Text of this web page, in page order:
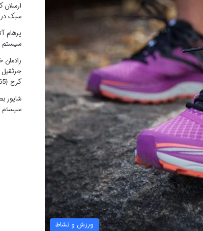
ورزش و نشاط
ارسلان
سبک در
پرهام
سیستم
کرج {09126454165}
شاپور
سیستم